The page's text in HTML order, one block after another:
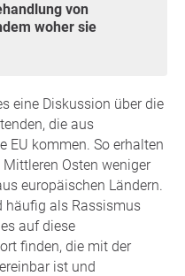
woher sie
eine Diskussion über die
die aus
EU kommen. So erhalten
Osten weniger
europäischen Ländern.
häufig als Rassismus
auf diese
finden, die mit der
ist und